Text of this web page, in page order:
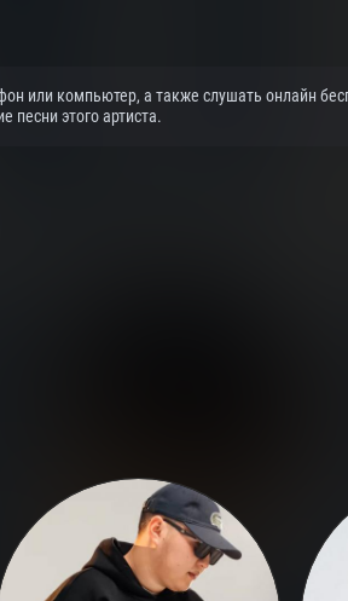
или компьютер, а также слушать онлайн
песни этого артиста.